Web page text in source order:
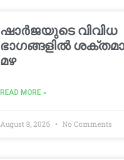
ഷാർജയുടെ വിവിധ
ഭാഗങ്ങളിൽ
മഴ
READ MORE »
August 8, 2026 No Comments